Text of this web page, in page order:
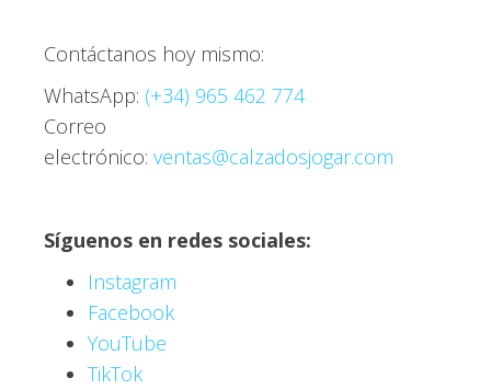
Contáctanos hoy mismo:
WhatsApp: (+34) 965 462 774
Correo
electrónico: ventas@calzadosjogar.com
Síguenos en redes sociales:
Instagram
Facebook
YouTube
TikTok